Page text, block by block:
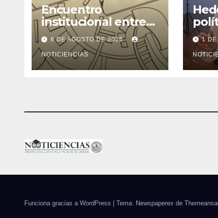
Encuentro
institucional entre
la Facultad de
Ciencias y el
Ministerio de
Ciencia y Tecnología
6 DE AGOSTO DE 2026
NOTICIENCIAS
1 DE
Funciona gracias a WordPress Tema: Newspaperex de